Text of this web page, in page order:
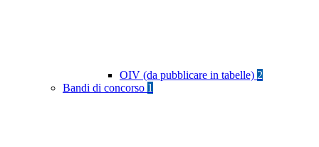
OIV (da pubblicare in tabelle) 2
Bandi di concorso 1